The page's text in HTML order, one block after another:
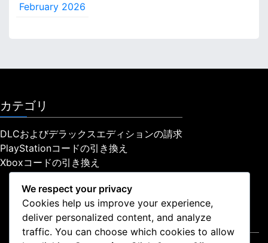
February 2026
カテゴリ
DLCおよびデラックスエディションの請求
PlayStationコードの引き換え
Xboxコードの引き換え
法的情報
We respect your privacy
Cookies help us improve your experience,
deliver personalized content, and analyze
traffic. You can choose which cookies to allow